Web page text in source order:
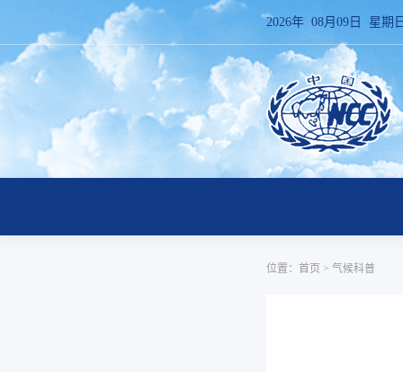
2026年 08月09日 星期
位置： 首页 > 气候科普